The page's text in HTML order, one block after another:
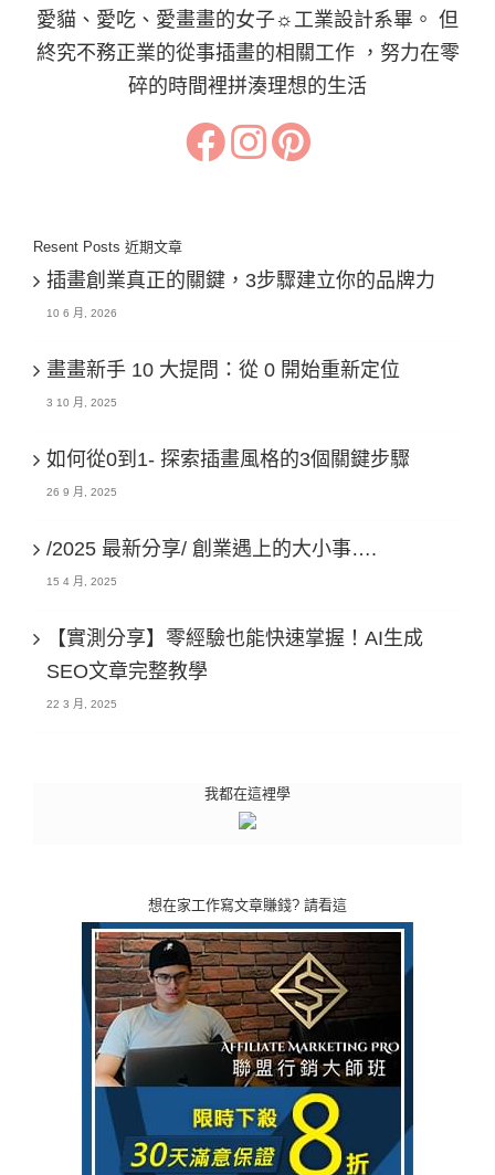
愛貓、愛吃、愛畫畫的女子☼工業設計系畢。 但
終究不務正業的從事插畫的相關工作 ，努力在零
碎的時間裡拼湊理想的生活
Resent Posts 近期文章
插畫創業真正的關鍵，3步驟建立你的品牌力
10 6 月, 2026
畫畫新手 10 大提問：從 0 開始重新定位
3 10 月, 2025
如何從0到1- 探索插畫風格的3個關鍵步驟
26 9 月, 2025
/2025 最新分享/ 創業遇上的大小事….
15 4 月, 2025
【實測分享】零經驗也能快速掌握！AI生成
SEO文章完整教學
22 3 月, 2025
我都在這裡學
想在家工作寫文章賺錢? 請看這